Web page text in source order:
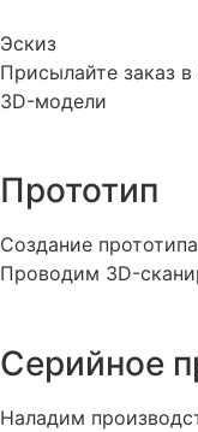
Эскиз
Присылайте заказ
3D-модели
Прототип
Создание
Проводим 3D-
Серийное
Наладим